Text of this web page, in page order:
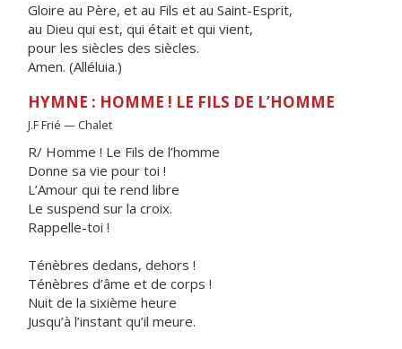
Gloire au Père, et au Fils et au Saint-Esprit,
au Dieu qui est, qui était et qui vient,
pour les siècles des siècles.
Amen. (Alléluia.)
HYMNE : HOMME ! LE FILS DE L’HOMME
J.F Frié — Chalet
R/ Homme ! Le Fils de l’homme
Donne sa vie pour toi !
L’Amour qui te rend libre
Le suspend sur la croix.
Rappelle-toi !
Ténèbres dedans, dehors !
Ténèbres d’âme et de corps !
Nuit de la sixième heure
Jusqu’à l’instant qu’il meure.